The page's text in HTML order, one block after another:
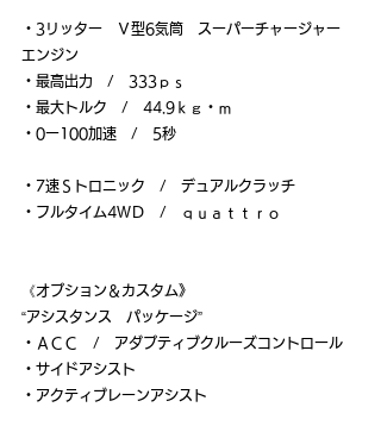
・3リッター　Ｖ型6気筒　スーパーチャージャー
エンジン
・最高出力　/　333ｐｓ
・最大トルク　/　44.9ｋｇ・ｍ
・0ー100加速　/　5秒
・7速Ｓトロニック　/　デュアルクラッチ
・フルタイム4ＷＤ　/　ｑｕａｔｔｒｏ
《オプション＆カスタム》
“アシスタンス　パッケージ”
・ＡＣＣ　/　アダプティブクルーズコントロール
・サイドアシスト
・アクティブレーンアシスト